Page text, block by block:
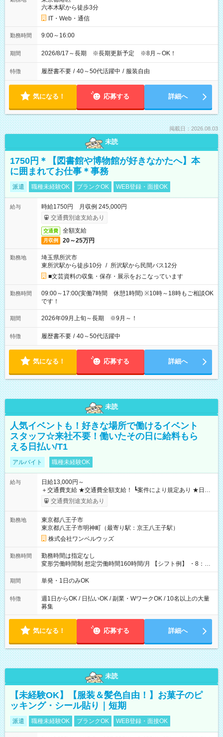
六本木駅から徒歩3分
IT・Web・通信
勤務時間 9:00～16:00
期間 2026/8/17～長期 ※長期更新予定 ※8月～OK！
特徴 履歴書不要 / 40～50代活躍中 / 服装自由
気になる！ 応募する 詳細へ
掲載日：2026.08.03
未読
1750円＊【図書館や博物館が好きなかたへ】本
に囲まれてお仕事＊事務
派遣 職種未経験OK ブランクOK WEB登録・面接OK
給与
時給1750円 月収例 245,000円
交通費別途支給あり
交通費 全額支給
月収例 20～25万円
勤務地
埼玉県所沢市
東所沢駅から徒歩10分 / 所沢駅から民間バス12分
■文芸資料の収集・保存・展示をおこなっています
勤務時間
09:00～17:00(実働7時間 休憩1時間) ※10時～18時もご相談OK
です！
期間 2026年09月上旬～長期 ※9月～！
特徴 履歴書不要 / 40～50代活躍中
気になる！ 応募する 詳細へ
未読
人気イベントも！好きな場所で働けるイベント
スタッフ☆来社不要！働いたその日に給料もら
える日払い/T1
アルバイト 職種未経験OK
給与
日給13,000円～
＋交通費支給 ★交通費全額支給！ ┗案件により規定あり ★日払
いOK！（規定あり） ┗働いたその日に現金GET♪ お仕事後はコ
ンビニATMから 日払い分を引き落とせます！ 【試用期間】試
交通費別途支給あり
勤務地
東京都八王子市
東京都八王子市明神町（最寄り駅：京王八王子駅）
株式会社ワンベルウッズ
勤務時間
勤務時間は指定なし
変形労働時間制 想定労働時間160時間/月 【シフト例】 ・8：00
～21：00
期間 単発・1日のみOK
特徴
週1日からOK / 日払いOK / 副業・WワークOK / 10名以上の大量
募集
気になる！ 応募する 詳細へ
未読
【未経験OK】【服装＆髪色自由！】お菓子のピ
ッキング・シール貼り｜短期
派遣 職種未経験OK ブランクOK WEB登録・面接OK